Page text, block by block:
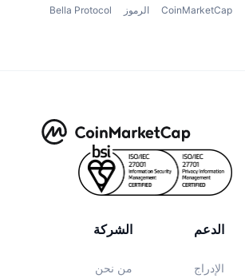
CoinMarketCap الرموز Bella Protocol
الشركة
من نحن
الدعم
الإدراج